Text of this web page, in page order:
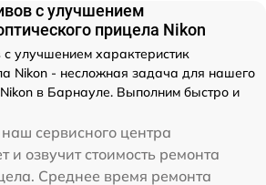
с улучшением
прицела Nikon
улучшением характеристик
Nikon - несложная задача для нашего
в Барнауле. Выполним быстро и
сервисного центра
и озвучит стоимость ремонта
Среднее время ремонта